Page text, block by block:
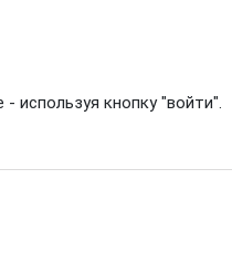
используя кнопку "войти".